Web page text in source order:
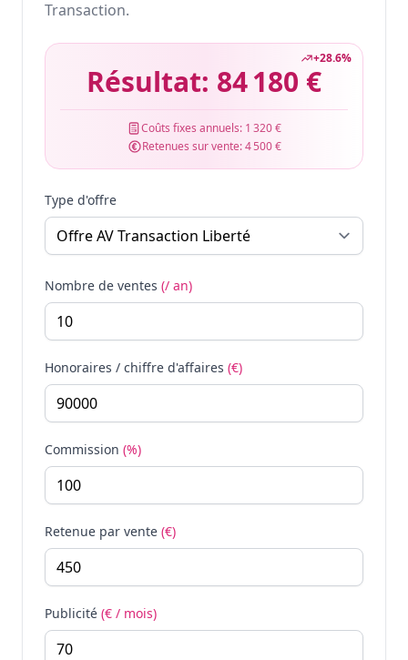
Transaction.
+28.6%
Résultat: 84 180 €
Coûts fixes annuels: 1 320 €
Retenues sur vente:4 500 €
Type d'offre
Nombre de ventes (/ an)
Honoraires / chiffre d'affaires (€)
Commission (%)
Retenue par vente (€)
Publicité (€ / mois)